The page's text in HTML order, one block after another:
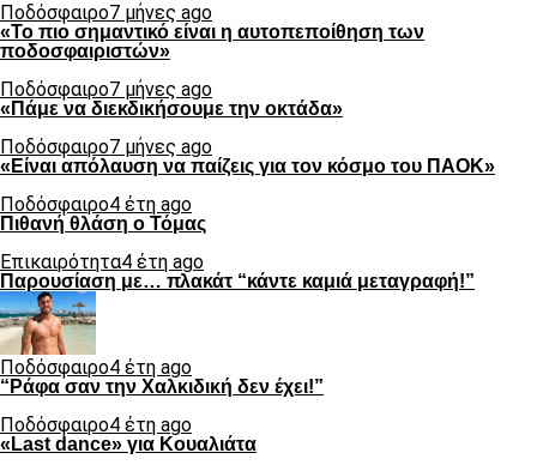
Ποδόσφαιρο7 μήνες ago
«Το πιο σημαντικό είναι η αυτοπεποίθηση των
ποδοσφαιριστών»
Ποδόσφαιρο7 μήνες ago
«Πάμε να διεκδικήσουμε την οκτάδα»
Ποδόσφαιρο7 μήνες ago
«Είναι απόλαυση να παίζεις για τον κόσμο του ΠΑΟΚ»
Ποδόσφαιρο4 έτη ago
Πιθανή θλάση ο Τόμας
Επικαιρότητα4 έτη ago
Παρουσίαση με… πλακάτ “κάντε καμιά μεταγραφή!”
Ποδόσφαιρο4 έτη ago
“Ράφα σαν την Χαλκιδική δεν έχει!”
Ποδόσφαιρο4 έτη ago
«Last dance» για Κουαλιάτα